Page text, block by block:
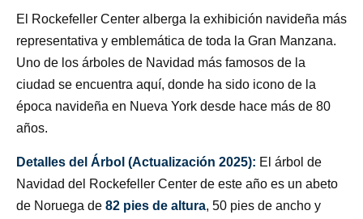
El Rockefeller Center alberga la exhibición navideña más
representativa y emblemática de toda la Gran Manzana.
Uno de los árboles de Navidad más famosos de la
ciudad se encuentra aquí, donde ha sido icono de la
época navideña en Nueva York desde hace más de 80
años.
Detalles del Árbol (Actualización 2025): El árbol de
Navidad del Rockefeller Center de este año es un abeto
de Noruega de 82 pies de altura, 50 pies de ancho y